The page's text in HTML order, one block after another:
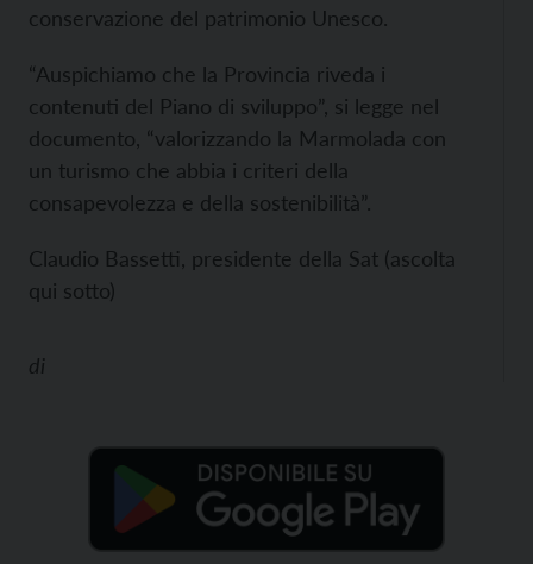
conservazione del patrimonio Unesco.
“Auspichiamo che la Provincia riveda i
contenuti del Piano di sviluppo”, si legge nel
documento, “valorizzando la Marmolada con
un turismo che abbia i criteri della
consapevolezza e della sostenibilità”.
Claudio Bassetti, presidente della Sat (ascolta
qui sotto)
di